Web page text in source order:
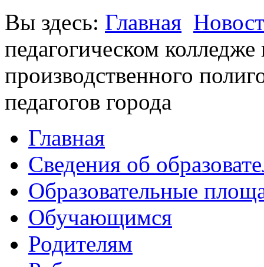
Вы здесь: Главная
педагогическом колледже
производственного
педагогов города
Главная
Сведения об
Образовательные
Обучающимся
Родителям